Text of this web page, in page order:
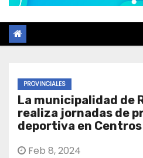
PROVINCIALES
La municipalidad de
realiza jornadas de
deportiva en
Feb 8, 2024